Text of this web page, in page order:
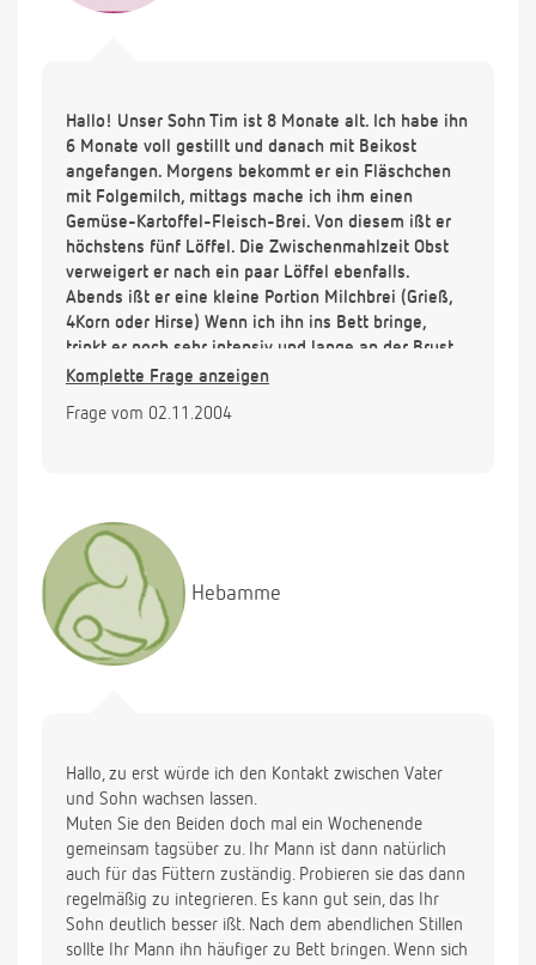
Hallo! Unser Sohn Tim ist 8 Monate alt. Ich habe ihn
6 Monate voll gestillt und danach mit Beikost
angefangen. Morgens bekommt er ein Fläschchen
mit Folgemilch, mittags mache ich ihm einen
Gemüse-Kartoffel-Fleisch-Brei. Von diesem ißt er
höchstens fünf Löffel. Die Zwischenmahlzeit Obst
verweigert er nach ein paar Löffel ebenfalls.
Abends ißt er eine kleine Portion Milchbrei (Grieß,
4Korn oder Hirse) Wenn ich ihn ins Bett bringe,
trinkt er noch sehr intensiv und lange an der Brust.
Nach einer Stunde wacht er schon wieder auf und
kommt er alle drei Stunden. Manchmal ist es schon
Kann es sein, daß er, da er am Tag zu wenig ißt,
seine Nahrung nachts zu sich nehmen muß. Sein
Gewicht ist in Ordnung (8400g/71cm). Er nimmt
auch stetig zu. Ich weiß mir keinen Rat mehr. Er
schläft auch nur bei mir ein und wenn er aufwacht
und merkt, daß nur sein Vater da ist, dann kommt er
Komplette Frage anzeigen
Frage vom 02.11.2004
Hebamme
Hallo, zu erst würde ich den Kontakt zwischen Vater
und Sohn wachsen lassen.
Muten Sie den Beiden doch mal ein Wochenende
gemeinsam tagsüber zu. Ihr Mann ist dann natürlich
auch für das Füttern zuständig. Probieren sie das dann
regelmäßig zu integrieren. Es kann gut sein, das Ihr
Sohn deutlich besser ißt. Nach dem abendlichen Stillen
sollte Ihr Mann ihn häufiger zu Bett bringen. Wenn sich